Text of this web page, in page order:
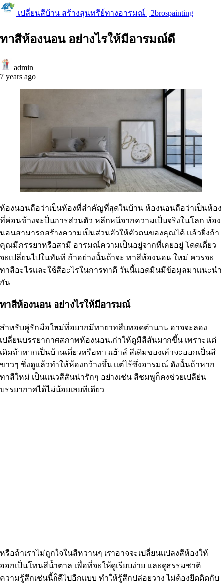
เปลี่ยนสีบ้าน สร้างสุนทรีย์ทางอารมณ์ | 2brospainting
ทาสีห้องนอน อย่างไรให้มีอารมณ์ดี
admin
7 years ago
ห้องนอนถือว่าเป็นห้องที่สำคัญที่สุดในบ้าน ห้องนอนถือว่าเป็นห้อง
ที่ค่อนข้างจะป็นการส่วนตัว หลีกหนีจากความเป็นจริงในโลก ห้อง
นอนสามารถสร้างความเป็นส่วนตัวให้ตัวตนของคุณได้ เเล้วยิ่งถ้า
คุณมีภรรยาหรือสามี อารมณ์ความเป็นอยู่จากที่เคยอยู่ โดดเดี่ยว
จะเปลี่ยนไปในทันที ถ้าอย่างนั้นถ้าจะ ทาสีห้องนอน ใหม่ ควรจะ
ทาสีอะไรเเละใช้สีอะไรในการทาดี วันนี้เเอดมินมีข้อมูลมาเเนะนำ
กัน
ทาสีห้องนอน อย่างไรให้มีอารมณ์
สำหรับคู่รักมือใหม่ที่อยากมีทายาทสืบทอดตำนาน อาจจะลอง
เปลี่ยนบรรยากาศสภาพห้องนอนเก่าให้ดูมีสีสันมากขึ้น เพราะเเต่
เดิมถ้าหากเป็นบ้านเดี่ยวหรือทาวเฮ้าส์ สีเดิมของเค้าจะออกเป็นสี
ขาวๆ ซึ่งดูเเล้วทำให้ห้องกว้างขึ้น เเต่ไร้ซึ่งอารมณ์ ดังนั้นถ้าหาก
ทาสีใหม่ เป็นเเนวสีสันน่ารักๆ อย่างเช่น สีชมพูก็คงช่วยเปลีย่น
บรรยากาศได้ไม่น้อยเลยทีเดียว
หรือถ้าเราไม่ถูกใจในสีหวานๆ เราอาจจะเปลี่ยนเเปลงสีห้องให้
ออกเป็นโทนสีน้ำตาล เพื่อที่จะให้ดูเรียบง่าย เเละดูธรรมชาติ
ความรู้สึกเช่นนี้ก็ดีไปอีกเเบบ ทำให้รู้สึกปล่อยวาง ไม่ต้องยึดติดกับ